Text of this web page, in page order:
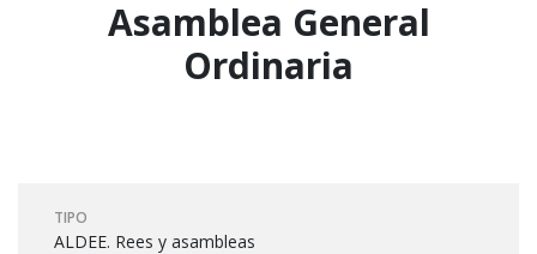
Asamblea General
Ordinaria
TIPO
ALDEE. Rees y asambleas